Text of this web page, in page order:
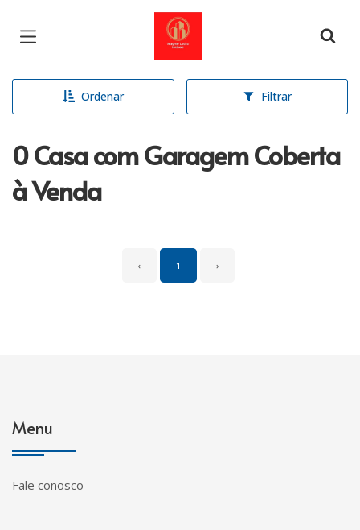
Página inicial
Ordenar Filtrar
0 Casa com Garagem Coberta
à Venda
‹ 1 ›
Menu
Fale conosco